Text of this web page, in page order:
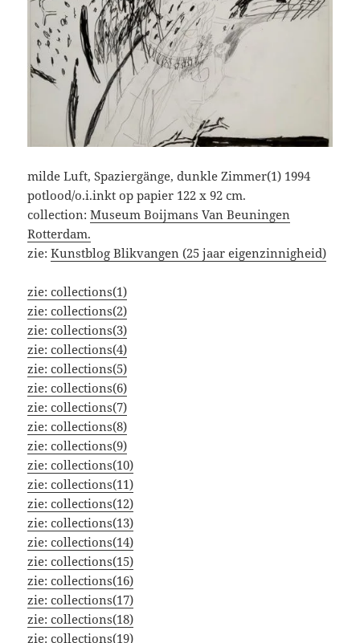
milde Luft, Spaziergänge, dunkle Zimmer(1) 1994
potlood/o.i.inkt op papier 122 x 92 cm.
collection:Museum Boijmans Van Beuningen
Rotterdam.
zie:Kunstblog Blikvangen (25 jaar eigenzinnigheid)
zie:collections(1)
zie:collections(2)
zie: collections(3)
zie: collections(4)
zie:collections(5)
zie: collections(6)
zie:collections(7)
zie:collections(8)
zie: collections(9)
zie: collections(10)
zie:collections(11)
zie:collections(12)
zie: collections(13)
zie: collections(14)
zie: collections(15)
zie:collections(16)
zie:collections(17)
zie: collections(18)
zie:collections(19)